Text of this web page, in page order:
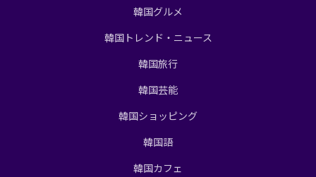
韓国グルメ
韓国トレンド・ニュース
韓国旅行
韓国芸能
韓国ショッピング
韓国語
韓国カフェ